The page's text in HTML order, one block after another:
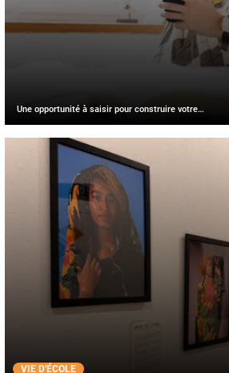
Une opportunité à saisir pour construire votre…
VIE D'ÉCOLE